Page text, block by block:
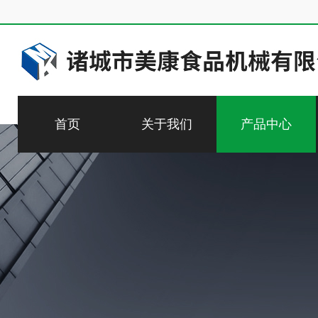
首页 关于我们 产品中心